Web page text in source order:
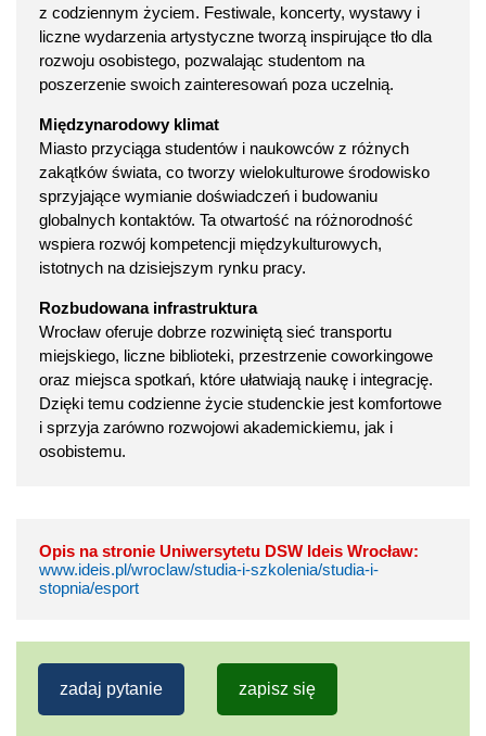
z codziennym życiem. Festiwale, koncerty, wystawy i
liczne wydarzenia artystyczne tworzą inspirujące tło dla
rozwoju osobistego, pozwalając studentom na
poszerzenie swoich zainteresowań poza uczelnią.
Międzynarodowy klimat
Miasto przyciąga studentów i naukowców z różnych
zakątków świata, co tworzy wielokulturowe środowisko
sprzyjające wymianie doświadczeń i budowaniu
globalnych kontaktów. Ta otwartość na różnorodność
wspiera rozwój kompetencji międzykulturowych,
istotnych na dzisiejszym rynku pracy.
Rozbudowana infrastruktura
Wrocław oferuje dobrze rozwiniętą sieć transportu
miejskiego, liczne biblioteki, przestrzenie coworkingowe
oraz miejsca spotkań, które ułatwiają naukę i integrację.
Dzięki temu codzienne życie studenckie jest komfortowe
i sprzyja zarówno rozwojowi akademickiemu, jak i
osobistemu.
Opis na stronie Uniwersytetu DSW Ideis Wrocław:
www.ideis.pl/wroclaw/studia-i-szkolenia/studia-i-
stopnia/esport
zadaj pytanie zapisz się